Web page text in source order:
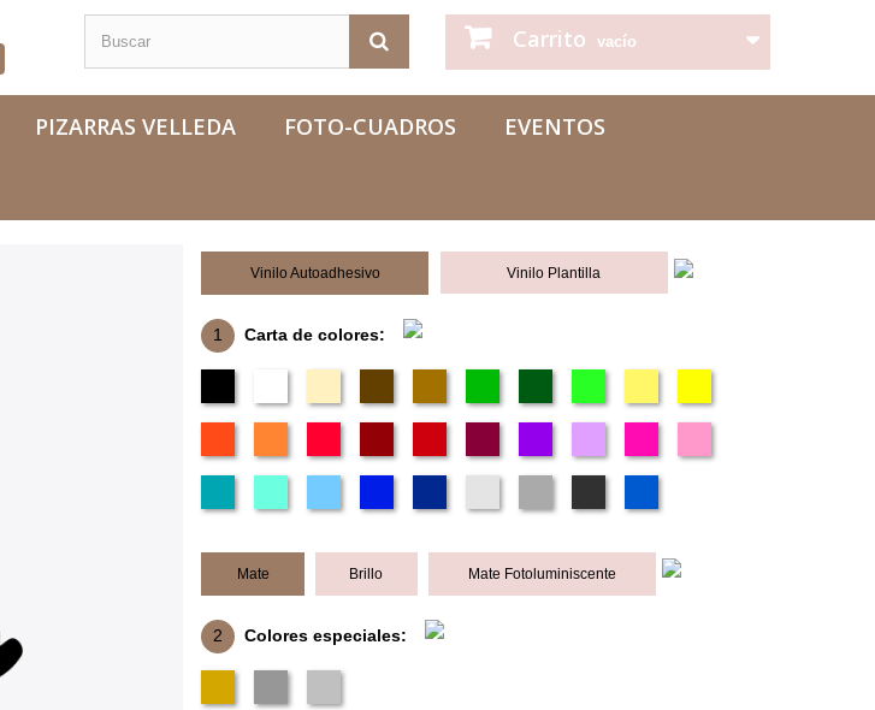
Carrito vacío
PIZARRAS VELLEDA FOTO-CUADROS EVENTOS
Vinilo Autoadhesivo Vinilo Plantilla
1 Carta de colores:
Mate Brillo Mate Fotoluminiscente
2 Colores especiales: